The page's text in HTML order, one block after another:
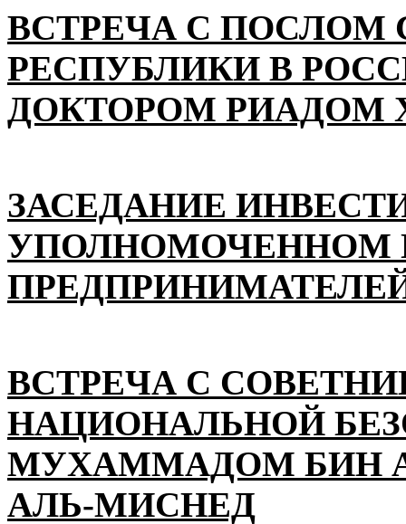
ВСТРЕЧА С ПОСЛОМ
РЕСПУБЛИКИ В
ДОКТОРОМ РИАДОМ
ЗАСЕДАНИЕ
УПОЛНОМОЧЕННОМ
ВСТРЕЧА С
НАЦИОНАЛЬНОЙ
МУХАММАДОМ БИН
АЛЬ-МИСНЕД